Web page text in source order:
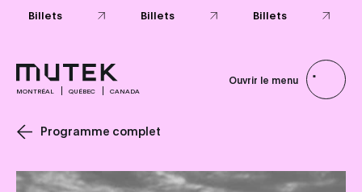
Billets Billets Billets
MONTRÉAL QUÉBEC CANADA
Ouvrir le menu
Programme complet